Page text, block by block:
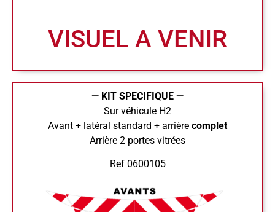
VISUEL A VENIR
— KIT SPECIFIQUE —
Sur véhicule H2
Avant + latéral standard + arrière complet
Arrière 2 portes vitrées
Ref 0600105